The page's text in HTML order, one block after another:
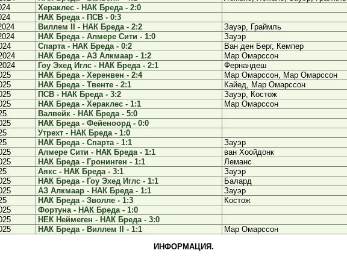
Хераклес - НАК Бреда - 2:0
НАК Бреда - ПСВ - 0:3
Виллем II - НАК Бреда - 2:2
Зауэр, Граймль
НАК Бреда - Алмере Сити - 1:0
Зауэр
Спарта - НАК Бреда - 0:2
Ван ден Берг, Кемпер
НАК Бреда - АЗ Алкмаар - 1:2
Мар Омарссон
Гоу Эхед Иглс - НАК Бреда - 2:1
Фернандеш
НАК Бреда - Херенвен - 2:4
Мар Омарссон, Мар Омарссон
НАК Бреда - Твенте - 2:1
Кайед, Мар Омарссон
ПСВ - НАК Бреда - 3:2
Зауэр, Костож
НАК Бреда - Хераклес - 1:1
Мар Омарссон
Валвейк - НАК Бреда - 5:0
НАК Бреда - Фейеноорд - 0:0
Утрехт - НАК Бреда - 1:0
НАК Бреда - Спарта - 1:1
Зауэр
Алмере Сити - НАК Бреда - 1:1
ван Хоойдонк
НАК Бреда - Гронинген - 1:1
Леманс
Аякс - НАК Бреда - 3:1
Зауэр
НАК Бреда - Гоу Эхед Иглс - 1:1
Балард
АЗ Алкмаар - НАК Бреда - 1:1
Зауэр
НАК Бреда - Зволле - 1:3
Костож
Фортуна - НАК Бреда - 1:0
НЕК Неймеген - НАК Бреда - 3:0
НАК Бреда - Виллем II - 1:1
Мар Омарссон
ИНФОРМАЦИЯ.